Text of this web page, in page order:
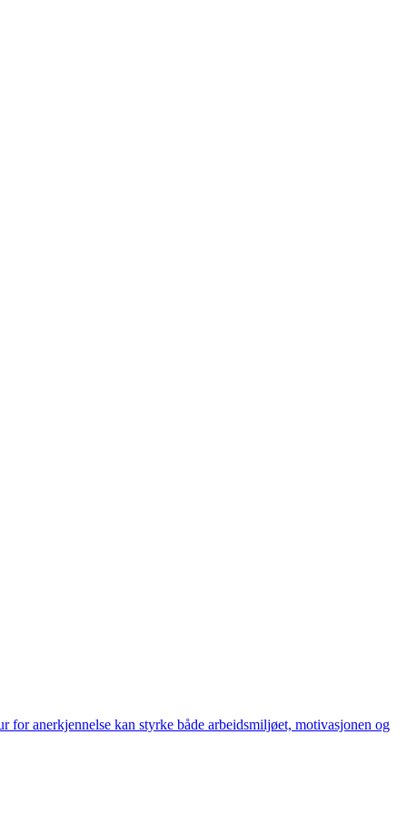
for anerkjennelse kan styrke både arbeidsmiljøet, motivasjonen og